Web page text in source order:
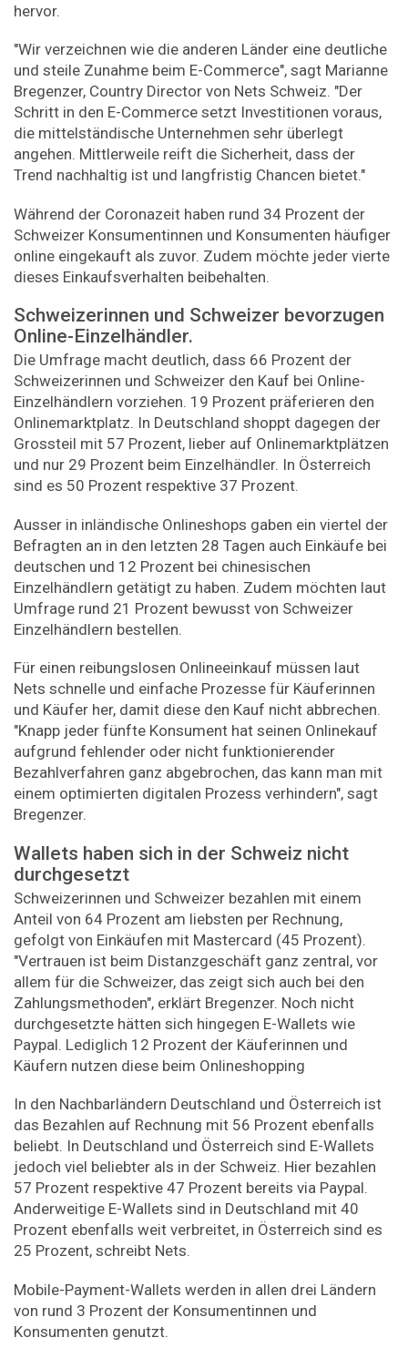
hervor.
"Wir verzeichnen wie die anderen Länder eine deutliche
und steile Zunahme beim E-Commerce", sagt Marianne
Bregenzer, Country Director von Nets Schweiz. "Der
Schritt in den E-Commerce setzt Investitionen voraus,
die mittelständische Unternehmen sehr überlegt
angehen. Mittlerweile reift die Sicherheit, dass der
Trend nachhaltig ist und langfristig Chancen bietet."
Während der Coronazeit haben rund 34 Prozent der
Schweizer Konsumentinnen und Konsumenten häufiger
online eingekauft als zuvor. Zudem möchte jeder vierte
dieses Einkaufsverhalten beibehalten.
Schweizerinnen und Schweizer bevorzugen
Online-Einzelhändler.
Die Umfrage macht deutlich, dass 66 Prozent der
Schweizerinnen und Schweizer den Kauf bei Online-
Einzelhändlern vorziehen. 19 Prozent präferieren den
Onlinemarktplatz. In Deutschland shoppt dagegen der
Grossteil mit 57 Prozent, lieber auf Onlinemarktplätzen
und nur 29 Prozent beim Einzelhändler. In Österreich
sind es 50 Prozent respektive 37 Prozent.
Ausser in inländische Onlineshops gaben ein viertel der
Befragten an in den letzten 28 Tagen auch Einkäufe bei
deutschen und 12 Prozent bei chinesischen
Einzelhändlern getätigt zu haben. Zudem möchten laut
Umfrage rund 21 Prozent bewusst von Schweizer
Einzelhändlern bestellen.
Für einen reibungslosen Onlineeinkauf müssen laut
Nets schnelle und einfache Prozesse für Käuferinnen
und Käufer her, damit diese den Kauf nicht abbrechen.
"Knapp jeder fünfte Konsument hat seinen Onlinekauf
aufgrund fehlender oder nicht funktionierender
Bezahlverfahren ganz abgebrochen, das kann man mit
einem optimierten digitalen Prozess verhindern", sagt
Bregenzer.
Wallets haben sich in der Schweiz nicht
durchgesetzt
Schweizerinnen und Schweizer bezahlen mit einem
Anteil von 64 Prozent am liebsten per Rechnung,
gefolgt von Einkäufen mit Mastercard (45 Prozent).
"Vertrauen ist beim Distanzgeschäft ganz zentral, vor
allem für die Schweizer, das zeigt sich auch bei den
Zahlungsmethoden", erklärt Bregenzer. Noch nicht
durchgesetzte hätten sich hingegen E-Wallets wie
Paypal. Lediglich 12 Prozent der Käuferinnen und
Käufern nutzen diese beim Onlineshopping
In den Nachbarländern Deutschland und Österreich ist
das Bezahlen auf Rechnung mit 56 Prozent ebenfalls
beliebt. In Deutschland und Österreich sind E-Wallets
jedoch viel beliebter als in der Schweiz. Hier bezahlen
57 Prozent respektive 47 Prozent bereits via Paypal.
Anderweitige E-Wallets sind in Deutschland mit 40
Prozent ebenfalls weit verbreitet, in Österreich sind es
25 Prozent, schreibt Nets.
Mobile-Payment-Wallets werden in allen drei Ländern
von rund 3 Prozent der Konsumentinnen und
Konsumenten genutzt.